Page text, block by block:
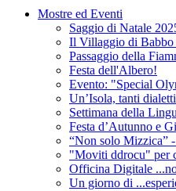
Mostre ed Eventi
Saggio di Natale
Il Villaggio di Babbo
Passaggio della
Festa dell'Albero!
Evento: "Special
Un’Isola, tanti
Settimana della
Festa d’Autunno e
“Non solo Mizzica”
"Moviti ddrocu" per
Officina Digitale
Un giorno di